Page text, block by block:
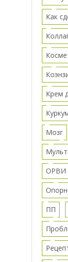
Как
Крем
Мозг
ОРВИ
ПП